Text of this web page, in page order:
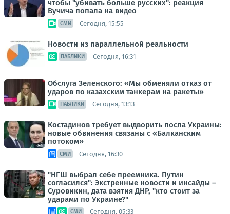
чтобы "убивать больше русских": реакция
Вучича попала на видео
СМИ Сегодня, 15:55
Новости из параллельной реальности
ПАБЛИКИ Сегодня, 16:31
Обслуга Зеленского: «Мы обменяли отказ от
ударов по казахским танкерам на ракеты»
ПАБЛИКИ Сегодня, 13:13
Костадинов требует выдворить посла Украины:
новые обвинения связаны с «Балканским
потоком»
СМИ Сегодня, 16:30
"НГШ выбрал себе преемника. Путин
согласился": Экстренные новости и инсайды –
Суровикин, дата взятия ДНР, "кто стоит за
ударами по Украине?"
СМИ Сегодня, 05:33